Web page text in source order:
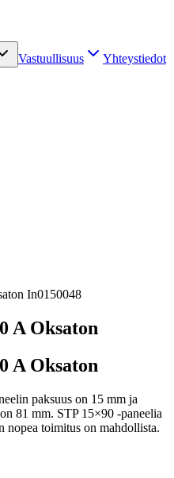
Vastuullisuus Yhteystiedot
In0150048
A Oksaton
A Oksaton
paksuus on 15 mm ja
81 mm. STP 15×90 -paneelia
nopea toimitus on mahdollista.